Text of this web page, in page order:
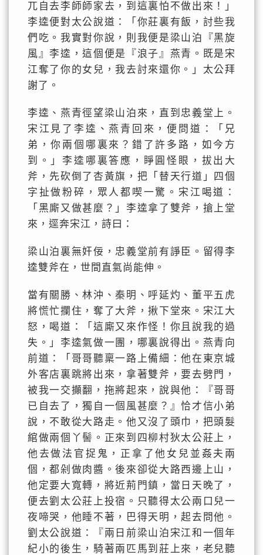
兀自去李師師家去，到這裏怕不做出來！」
李逵便對太公說道：「你莊裏有飯，討些我
們吃。我實對你說，則我便是梁山泊『黑旋
風』李逵，這個便是『浪子』燕青。既是宋
江奪了你的女兒，我去討來還你。」太公拜
謝了。
李逵、燕青徑望梁山泊來，直到忠義堂上。
宋江見了李逵、燕青回來，便問道：「兄
弟，你兩個哪裏來？錯了許多路，如今方
到。」李逵哪裏答應，睜圓怪眼，拔出大
斧，先砍倒了杏黃旗，把「替天行道」四個
字扯做粉碎，眾人都喫一驚。宋江喝道：
「黑廝又做甚麼？」李逵拿了雙斧，搶上堂
來，逕奔宋江，詩曰：
梁山泊裏無奸佞，忠義堂前有諍臣。留得李
逵雙斧在，世間直氣尚能伸。
當有關勝、林沖、秦明、呼延灼、董平五虎
將慌忙攔住，奪了大斧，揪下堂來。宋江大
怒，喝道：「這廝又來作怪！你且說我的過
失。」李逵氣做一團，哪裏說得出。燕青向
前道：「哥哥聽稟一路上備細：他在東京城
外客店裏跳將出來，拿著雙斧，要去劈門，
被我一交攧翻，拖將起來，說與他：『哥哥
已自去了，獨自一個風甚麼？』恰才信小弟
說，不敢從大路走。他又沒了頭巾，把頭髮
綰做兩個丫髻。正來到四柳村狄太公莊上，
他去做法官捉鬼，正拿了他女兒並姦夫兩
個，都剁做肉醬。後來卻從大路西邊上山，
他定要大寬轉，將近荊門鎮，當日天晚了，
便去劉太公莊上投宿。只聽得太公兩口兒一
夜啼哭，他睡不著，巴得天明，起去問他。
劉太公說道：『兩日前梁山泊宋江和一個年
紀小的後生，騎著兩匹馬到莊上來，老兒聽